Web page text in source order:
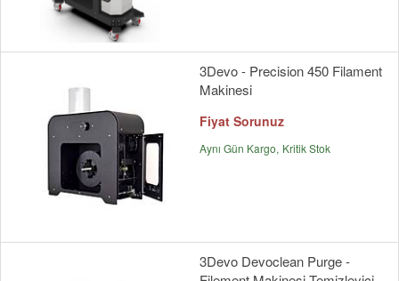
3Devo - Precision 450 Filament
Makinesi
Fiyat Sorunuz
Aynı Gün Kargo Kritik Stok
3Devo Devoclean Purge -